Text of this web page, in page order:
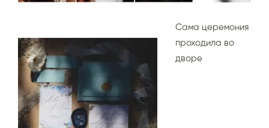
Сама церемония
проходила во
дворе